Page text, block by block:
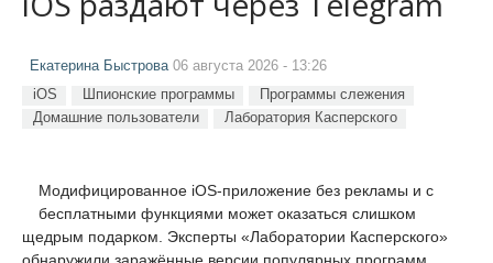
Екатерина Быстрова06 августа 2026 - 13:26
iOS Шпионские программы
Программы слежения
Домашние пользователи
Лаборатория Касперского